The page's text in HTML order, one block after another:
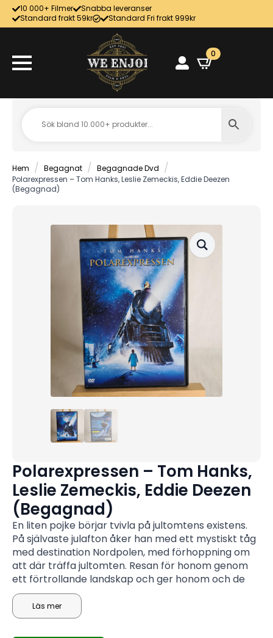
10 000+ Filmer
Snabba leveranser
Standard frakt 59kr
Standard Fri frakt 999kr
0
Hem Begagnat
Begagnade Dvd
Polarexpressen – Tom Hanks, Leslie Zemeckis, Eddie Deezen
(Begagnad)
Polarexpressen – Tom Hanks,
Leslie Zemeckis, Eddie Deezen
(Begagnad)
En liten pojke börjar tvivla på jultomtens existens.
På självaste julafton åker han med ett mystiskt tåg
med destination Nordpolen, med förhoppning om
att där träffa jultomten. Resan för honom genom
ett förtrollande landskap och ger honom och de
andra barnen på tåget ett minnesvärt äventyr
Läs mer